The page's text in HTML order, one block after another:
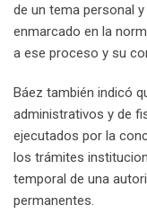
de un tema personal
enmarcado en la
a ese proceso y su
Báez también indicó
administrativos y de
ejecutados por la
los trámites
temporal de una
permanentes.